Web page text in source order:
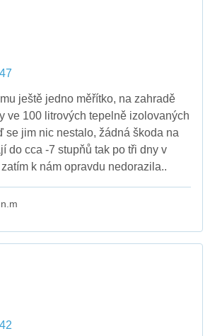
ještě jedno měřítko, na zahradě
ve 100 litrových tepelně izolovaných
se jim nic nestalo, žádná škoda na
do cca -7 stupňů tak po tři dny v
k nám opravdu nedorazila..